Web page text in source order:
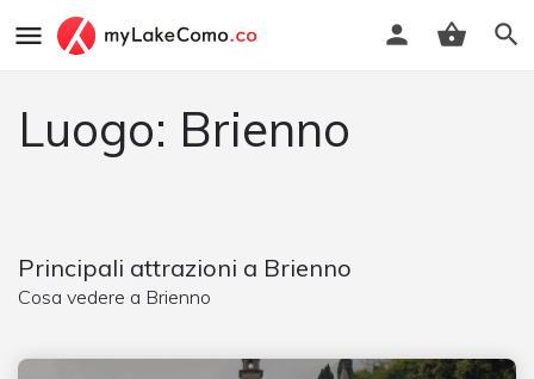
Luogo: Brienno
Principali attrazioni a Brienno
Cosa vedere a Brienno